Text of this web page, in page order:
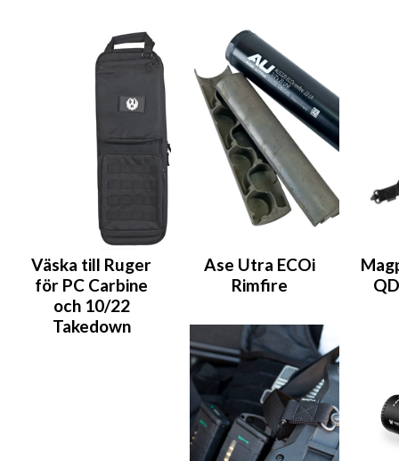
Väska till Ruger
för PC Carbine
och 10/22
Takedown
Ase Utra ECOi
Rimfire